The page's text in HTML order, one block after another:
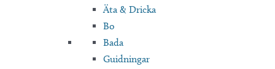
Äta & Dricka
Bo
Bada
Guidningar